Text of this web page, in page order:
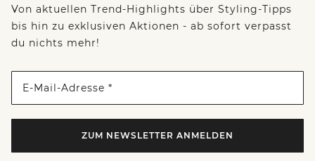
Von aktuellen Trend-Highlights über Styling-Tipps
bis hin zu exklusiven Aktionen - ab sofort verpasst
du nichts mehr!
E-Mail-Adresse *
ZUM NEWSLETTER ANMELDEN